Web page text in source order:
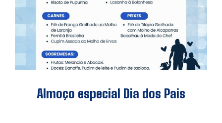
Almoço especial Dia dos Pais